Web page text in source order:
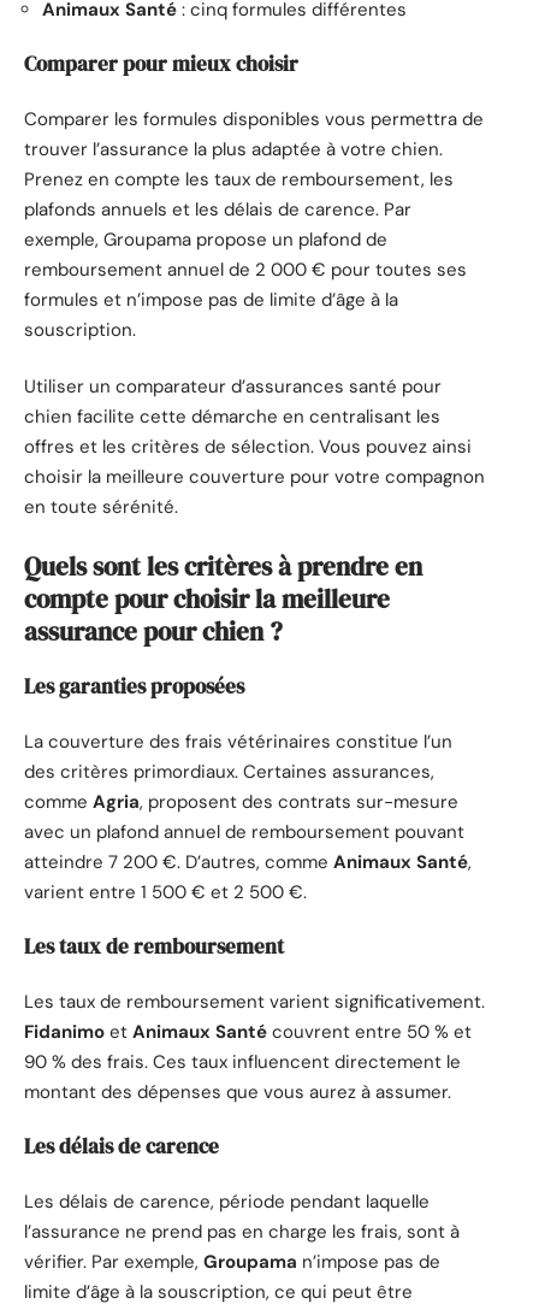
Animaux Santé : cinq formules différentes
Comparer pour mieux choisir
Comparer les formules disponibles vous permettra de
trouver l’assurance la plus adaptée à votre chien.
Prenez en compte les taux de remboursement, les
plafonds annuels et les délais de carence. Par
exemple, Groupama propose un plafond de
remboursement annuel de 2 000 € pour toutes ses
formules et n’impose pas de limite d’âge à la
souscription.
Utiliser un comparateur d’assurances santé pour
chien facilite cette démarche en centralisant les
offres et les critères de sélection. Vous pouvez ainsi
choisir la meilleure couverture pour votre compagnon
en toute sérénité.
Quels sont les critères à prendre en
compte pour choisir la meilleure
assurance pour chien ?
Les garanties proposées
La couverture des frais vétérinaires constitue l’un
des critères primordiaux. Certaines assurances,
comme Agria, proposent des contrats sur-mesure
avec un plafond annuel de remboursement pouvant
atteindre 7 200 €. D’autres, comme Animaux Santé,
varient entre 1 500 € et 2 500 €.
Les taux de remboursement
Les taux de remboursement varient significativement.
Fidanimo et Animaux Santé couvrent entre 50 % et
90 % des frais. Ces taux influencent directement le
montant des dépenses que vous aurez à assumer.
Les délais de carence
Les délais de carence, période pendant laquelle
l’assurance ne prend pas en charge les frais, sont à
vérifier. Par exemple, Groupama n’impose pas de
limite d’âge à la souscription, ce qui peut être